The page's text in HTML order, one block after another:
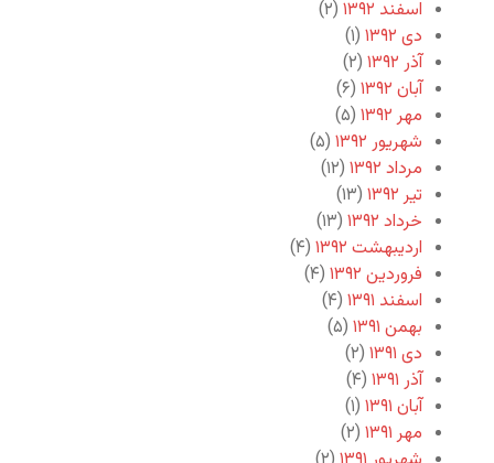
اسفند ۱۳۹۲
(۲)
دی ۱۳۹۲
(۱)
آذر ۱۳۹۲
(۲)
آبان ۱۳۹۲
(۶)
مهر ۱۳۹۲
(۵)
شهریور ۱۳۹۲
(۵)
مرداد ۱۳۹۲
(۱۲)
تیر ۱۳۹۲
(۱۳)
خرداد ۱۳۹۲
(۱۳)
اردیبهشت ۱۳۹۲
(۴)
فروردین ۱۳۹۲
(۴)
اسفند ۱۳۹۱
(۴)
بهمن ۱۳۹۱
(۵)
دی ۱۳۹۱
(۲)
آذر ۱۳۹۱
(۴)
آبان ۱۳۹۱
(۱)
مهر ۱۳۹۱
(۲)